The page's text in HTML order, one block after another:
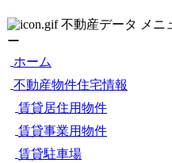
不動産データ メニ
ー
ホーム
不動産物件住宅情報
賃貸居住用物件
賃貸事業用物件
賃貸駐車場